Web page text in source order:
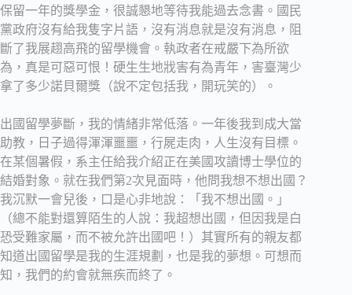
保留一年的獎學金，很誠懇地等待我能過去念書。國民
黨政府沒有給我隻字片語，沒有消息就是沒有消息，阻
斷了我展趐高飛的留學機會。執政者在戒嚴下為所欲
為，真是可惡可恨！硬生生地戕害有為青年，害臺灣少
拿了多少諾貝爾獎（說不定包括我，開玩笑的）。
出國留學夢斷，我的情緒非常低落。一年後我到成大當
助教，日子過得渾渾噩噩，行屍走肉，人生沒有目標。
在某個暑假，系主任給我介紹正在美國攻讀博士學位的
結婚對象。就在我們第2次見面時，他問我想不想出國？
我沉默一會兒後，口是心非地說：「我不想出國。」
（總不能對還算陌生的人說：我超想出國，但因我是白
恐受難家屬，而不被允許出國吧！）其實所有的親友都
知道出國留學是我的生涯規劃，也是我的夢想。可想而
知，我們的約會就無疾而終了。